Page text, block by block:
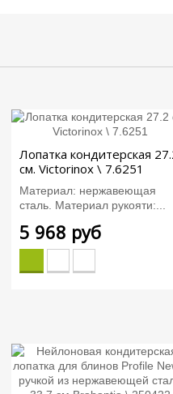
Лопатка кондитерская
см. Victorinox \ 7.6251
Материал: нержавеющая
сталь. Материал рукояти:...
5 968 руб